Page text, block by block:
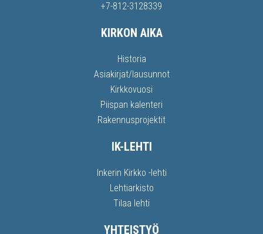
+7-812-3128339
KIRKON AIKA
Historia
Asiakirjat/lausunnot
Kirkkovuosi
Piispan kalenteri
Rakennusprojektit
IK-LEHTI
Inkerin Kirkko -lehti
Lehtiarkisto
Tilaa lehti
YHTEISTYÖ